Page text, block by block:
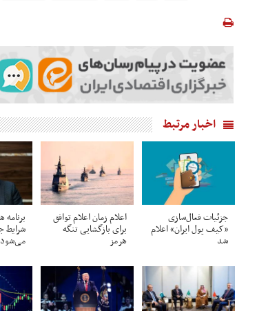
اخبار مرتبط
جزئیات فعال‌سازی
«کیف پول ایران» اعلام
شد
اعلام زمان اعلام توافق
برای بازگشایی تنگه
هرمز
شرایط
می‌شود